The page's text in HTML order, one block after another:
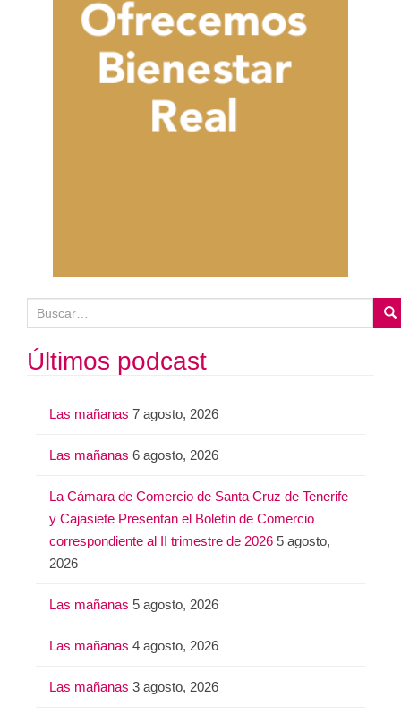
u
sÚltimos podcast
Las mañanas 7 agosto, 2026
Las mañanas 6 agosto, 2026
La Cámara de Comercio de Santa Cruz de Tenerife
y Cajasiete Presentan el Boletín de Comercio
correspondiente al II trimestre de 2026 5 agosto,
2026
Las mañanas 5 agosto, 2026
Las mañanas 4 agosto, 2026
Las mañanas 3 agosto, 2026